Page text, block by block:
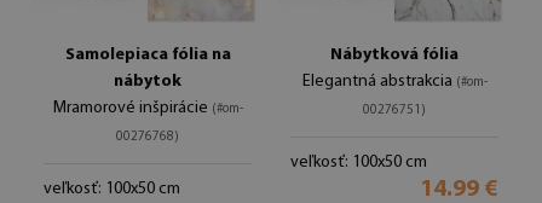
Samolepiaca fólia na
nábytok
Mramorové inšpirácie (#om-
00276768)
veľkosť: 100x50 cm
Nábytková fólia
Elegantná abstrakcia (#om-
00276751)
veľkosť: 100x50 cm
14.99 €